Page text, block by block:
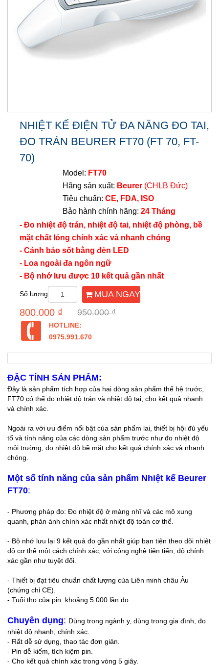
NHIỆT KẾ ĐIỆN TỬ ĐA NĂNG ĐO TAI,
ĐO TRÁN BEURER FT70 (FT 70, FT-
70)
Model: FT70
Hãng sản xuất: Beurer (CHLB Đức)
Tiêu chuẩn: CE, FDA, ISO
Bảo hành chính hãng: 24 Tháng
- Đo nhiệt độ trán, nhiệt độ tai, nhiệt độ phòng, bề
mặt chất lỏng chính xác và nhanh chóng
- Cảnh báo sốt bằng đèn LED
- Loa ngoài đa ngôn ngữ
- Bộ nhớ lưu được 10 kết quả gần nhất
Số lượng MUA NGAY
800.000 ₫ 950.000 ₫
HOTLINE:
0975.991.670
ĐẶC TÍNH SẢN PHẨM:
Đây là sản phẩm tích hợp của hai dòng sản phẩm thế hệ trước,
FT70 có thể đo nhiệt độ trán và nhiệt độ tai, cho kết quả nhanh
và chính xác.
Ngoài ra với ưu điểm nổi bật của sản phẩm lai, thiết bị hội đủ yếu
tố và tính năng của các dòng sản phẩm trước như đo nhiệt độ
môi trường, đo nhiệt độ bề mặt cho kết quả chính xác và nhanh
chóng.
Một số tính năng của sản phẩm Nhiệt kế Beurer
FT70:
- Phương pháp đo: Đo nhiệt độ ở màng nhĩ và các mô xung
quanh, phản ánh chính xác nhất nhiệt độ toàn cơ thể.
- Bộ nhớ lưu lại 9 kết quả đo gần nhất giúp bạn tiện theo dõi nhiệt
độ cơ thể một cách chính xác, với công nghệ tiên tiến, độ chính
xác gần như tuyệt đối.
- Thiết bị đạt tiêu chuẩn chất lượng của Liên minh châu Âu
(chứng chỉ CE).
- Tuổi thọ của pin: khoảng 5.000 lần đo.
Chuyên dụng: Dùng trong ngành y, dùng trong gia đình, đo
nhiệt độ nhanh, chính xác.
- Rất dễ sử dụng, thao tác đơn giản.
- Pin dễ kiếm, tích kiệm pin.
- Cho kết quả chính xác trong vòng 5 giây.